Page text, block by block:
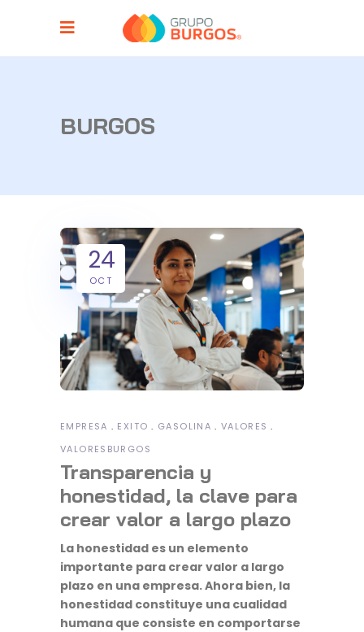
BURGOS
24
OCT
EMPRESA EXITO GASOLINA
VALORES
VALORESBURGOS
Transparencia y
honestidad, la clave para
crear valor a largo plazo
La honestidad es un elemento
importante para crear valor a largo
plazo en una empresa. Ahora bien, la
honestidad constituye una cualidad
humana que consiste en comportarse